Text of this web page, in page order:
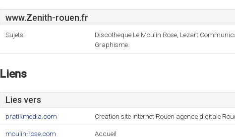
www.Zenith-rouen.fr
Sujets:
Discotheque Le Moulin Rose, Lezart
Graphisme.
Liens
Lies vers
pratikmedia.com Creation site internet Rouen agence digitale
moulin-rose.com Accueil